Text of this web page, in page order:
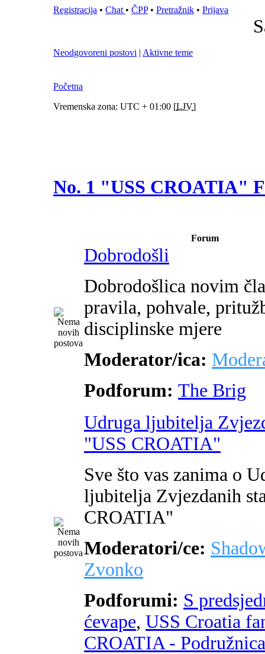
Registracija • Chat • ČPP• Pretražnik • Prijava
Neodgovoreni postovi | Aktivne teme
Početna
Vremenska zona: UTC + 01:00 [LJV]
No. 1 "USS CROATIA"
Forum
Dobrodošli
Dobrodošlica novim
pravila, pohvale,
disciplinske mjere
Moderator/ica:
Podforum: The Brig
Udruga ljubitelja
"USS CROATIA"
Sve što vas zanima o
ljubitelja Zvjezdanih
CROATIA"
Moderatori/ce:
Zvonko
Podforumi: S
ćevape, USS Croatia
CROATIA -